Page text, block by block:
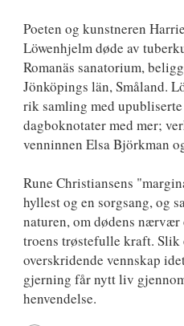
Poeten og kunstneren
Löwenhjelm døde av
Romanäs sanatorium,
Jönköpings län, Småland.
rik samling med
dagboknotater med mer;
venninnen Elsa Björkman
Rune Christiansens
hyllest og en sorgsang, og
naturen, om dødens
troens trøstefulle kraft. Slik
overskridende vennskap
gjerning får nytt liv
henvendelse.